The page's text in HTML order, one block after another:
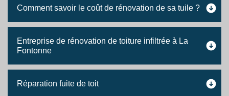
Comment savoir le coût de rénovation de sa tuile ?
Entreprise de rénovation de toiture infiltrée à La
Fontonne
Réparation fuite de toit